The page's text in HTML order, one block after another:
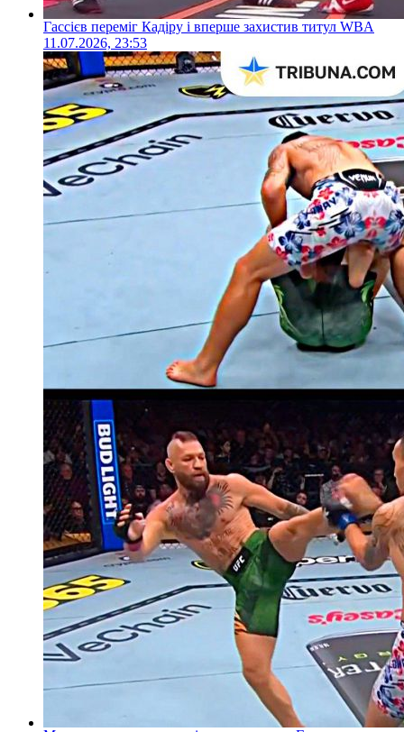
Гассієв переміг Кадіру і вперше захистив титул WBA
11.07.2026, 23:53